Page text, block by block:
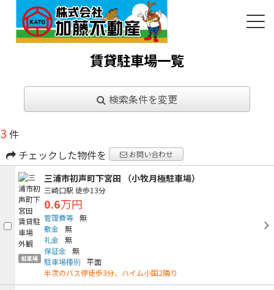
賃貸駐車場一覧
検索条件を変更
3 件
チェックした物件を
お問い合わせ
駐車場
三浦市初声町下宮田 （小牧月極駐車場）
三崎口駅 徒歩13分
0.6万円
管理費等 無
敷金
無
礼金
無
保証金
無
駐車場種別
平面
半次のバス停徒歩3分、ハイム小国2隣り